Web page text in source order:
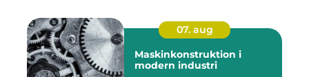
07. aug
Maskinkonstruktion i
modern industri